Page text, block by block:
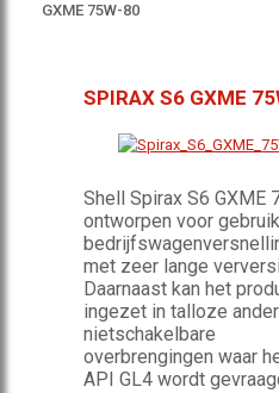
GXME 75W-80
SPIRAX S6 GXME
Shell Spirax S6 GXME
ontworpen voor
met zeer lange
Daarnaast kan het
ingezet in talloze
nietschakelbare
overbrengingen waar
API GL4 wordt